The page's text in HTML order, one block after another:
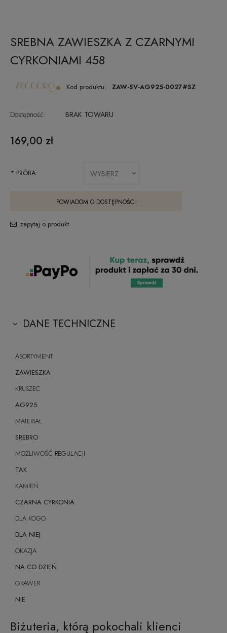
SREBNA ZAWIESZKA Z CZARNYMI
CYRKONIAMI 458
Kod produktu: ZAW-SV-AG925-0027#SZ
Dostępność: BRAK TOWARU
169,00 zł
* PRÓBA:
POWIADOM O DOSTĘPNOŚCI
zapytaj o produkt
DANE TECHNICZNE
ASORTYMENT
ZAWIESZKA
KRUSZEC
AG925
MATERIAŁ
SREBRO
MOŻLIWOŚĆ REGULACJI
TAK
KAMIEŃ
CZARNA CYRKONIA
DLA KOGO
DLA NIEJ
OKAZJA
NA CO DZIEŃ
GRAWER
NIE
Biżuteria, którą pokochali klienci